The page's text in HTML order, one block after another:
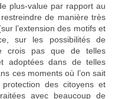
plus-value par rapport au
de manière très
l’extension des motifs et
sur les possibilités de
crois pas que de telles
adoptées dans de telles
ces moments où l’on sait
des citoyens et
avec beaucoup de